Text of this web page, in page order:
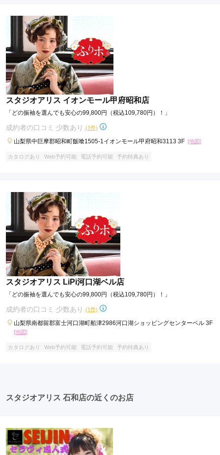
スタジオアリス イオンモール甲府昭和店
「どの振袖を選んでも安心の99,800円（税込109,780円）！」
成約者の口コミ 少数あり (1件)
山梨県中巨摩郡昭和町飯喰1505-1イオンモール甲府昭和3113 3F [地図]
カタログあり Web予約可能 電話予約可能 予約特典あり
スタジオアリス LiPi河口湖ベル店
「どの振袖を選んでも安心の99,800円（税込109,780円）！」
成約者の口コミ 少数あり (1件)
山梨県南都留郡富士河口湖町船津2986河口湖ショッピングセンターベル 3F
[地図]
カタログあり Web予約可能 電話予約可能 予約特典あり
スタジオアリス 石和店の近くのお店